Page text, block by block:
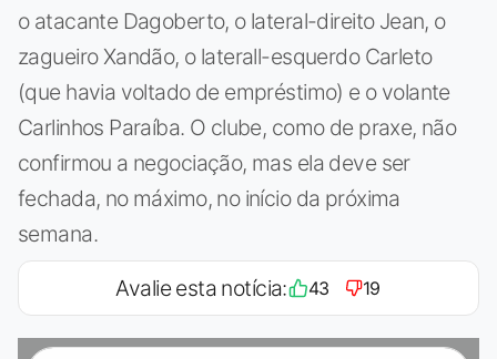
o atacante Dagoberto, o lateral-direito Jean, o
zagueiro Xandão, o laterall-esquerdo Carleto
(que havia voltado de empréstimo) e o volante
Carlinhos Paraíba. O clube, como de praxe, não
confirmou a negociação, mas ela deve ser
fechada, no máximo, no início da próxima
semana.
Avalie esta notícia: 43 19